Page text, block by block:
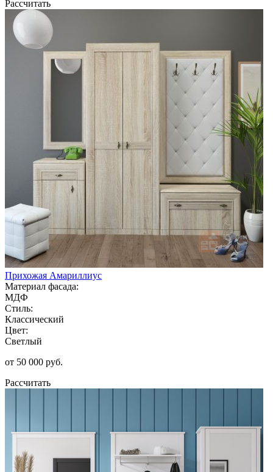
Рассчитать
Прихожая Амариллиус
Материал фасада:
МДФ
Стиль:
Классический
Цвет:
Светлый
от 50 000 руб.
Рассчитать